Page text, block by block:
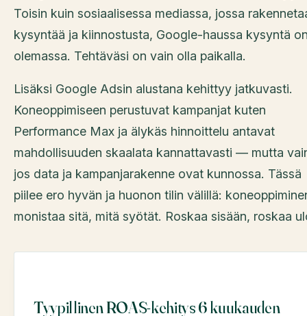
Toisin kuin sosiaalisessa mediassa, jossa
kysyntää ja kiinnostusta, Google-haussa kysyntä
olemassa. Tehtäväsi on vain olla paikalla.
Lisäksi Google Adsin alustana kehittyy jatkuvasti.
Koneoppimiseen perustuvat kampanjat kuten
Performance Max ja älykäs hinnoittelu antavat
mahdollisuuden skaalata kannattavasti — mutta
jos data ja kampanjarakenne ovat kunnossa. Tässä
piilee ero hyvän ja huonon tilin välillä:
monistaa sitä, mitä syötät. Roskaa sisään, roskaa
Tyypillinen ROAS-kehitys 6 kuukauden